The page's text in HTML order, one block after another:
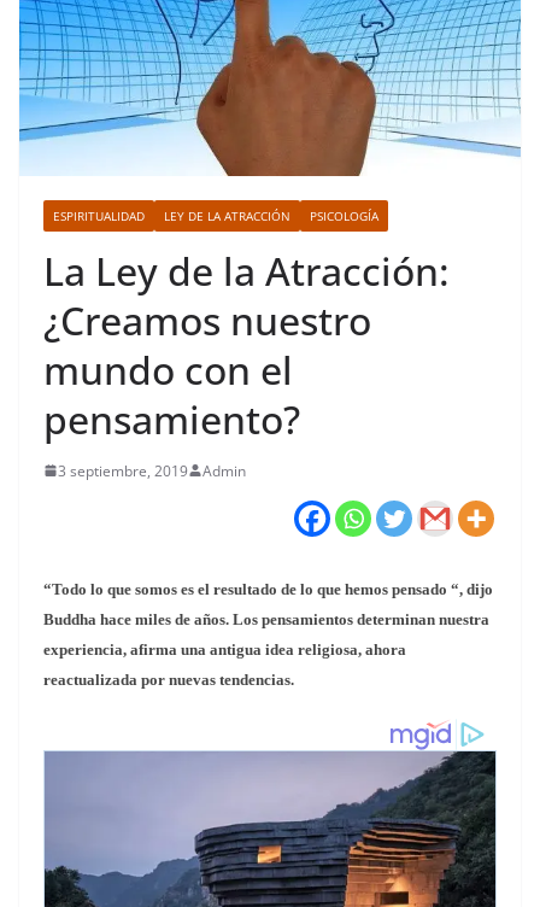
ESPIRITUALIDAD LEY DE LA ATRACCIÓN PSICOLOGÍA
La Ley de la Atracción:
¿Creamos nuestro
mundo con el
pensamiento?
3 septiembre, 2019 Admin
“Todo lo que somos es el resultado de lo que hemos pensado “, dijo
Buddha hace miles de años. Los pensamientos determinan nuestra
experiencia, afirma una antigua idea religiosa, ahora
reactualizada por nuevas tendencias.